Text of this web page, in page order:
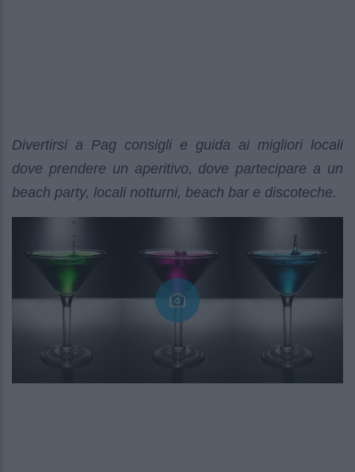
Divertirsi a Pag consigli e guida ai migliori locali
dove prendere un aperitivo, dove partecipare a un
beach party, locali notturni, beach bar e discoteche.